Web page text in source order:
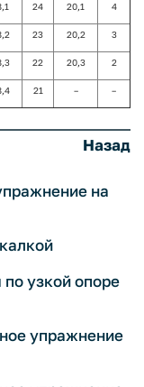
24 20,1 4
23 20,2 3
22 20,3 2
21 – –
Назад
на
узкой опоре
упражнение